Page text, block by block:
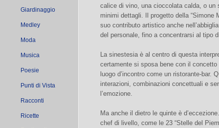
Giardinaggio
Medley
Moda
Musica
Poesie
Punti di Vista
Racconti
Ricette
calice di vino, una cioccolata calda, o
minimi dettagli. Il progetto della “Simone
suo contributo artistico anche
del personale, fino a concentrarsi al tipo
La sinestesia è al centro di questa
certamente si sposa bene con il
luogo d’incontro come un ristorante-bar.
interazioni, combinazioni concettuali e
l’emozione.
Ma anche il dietro le quinte è
chef di livello, come le 23 “Stelle del